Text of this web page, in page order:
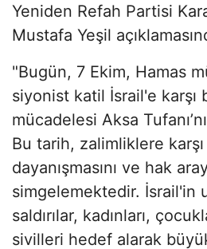
Yeniden Refah Partisi
Mustafa Yeşil
"Bugün, 7 Ekim, Hamas
siyonist katil İsrail'e karşı
mücadelesi Aksa
Bu tarih, zalimliklere karşı
dayanışmasını ve hak
simgelemektedir. İsrail'in
saldırılar, kadınları,
sivilleri hedef alarak